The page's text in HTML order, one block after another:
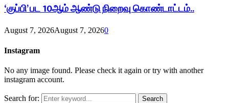
‘குப்பி’ பட 10ஆம் ஆண்டு நிறைவு கொண்டாட்டம்..
August 7, 2026August 7, 20260
Instagram
No any image found. Please check it again or try with another
instagram account.
Search for: Search